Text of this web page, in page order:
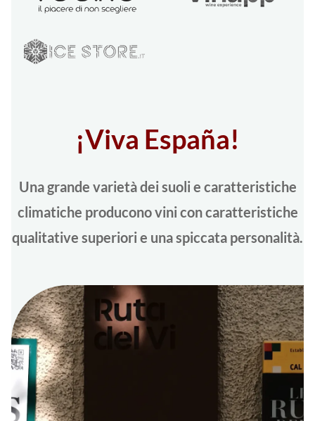
¡Viva España!
Una grande varietà dei suoli e caratteristiche
climatiche producono vini con caratteristiche
qualitative superiori e una spiccata personalità.